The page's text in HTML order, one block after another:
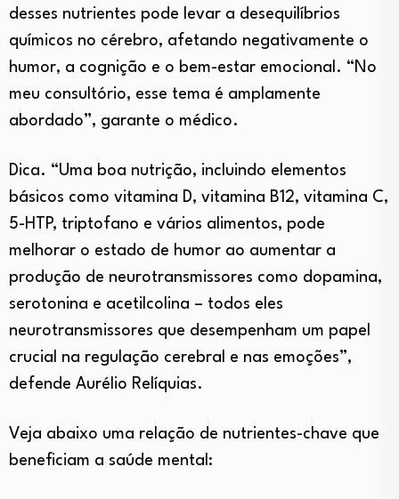
desses nutrientes pode levar a desequilíbrios
químicos no cérebro, afetando negativamente o
humor, a cognição e o bem-estar emocional. “No
meu consultório, esse tema é amplamente
abordado”, garante o médico.
Dica. “Uma boa nutrição, incluindo elementos
básicos como vitamina D, vitamina B12, vitamina C,
5-HTP, triptofano e vários alimentos, pode
melhorar o estado de humor ao aumentar a
produção de neurotransmissores como dopamina,
serotonina e acetilcolina – todos eles
neurotransmissores que desempenham um papel
crucial na regulação cerebral e nas emoções”,
defende Aurélio Relíquias.
Veja abaixo uma relação de nutrientes-chave que
beneficiam a saúde mental: